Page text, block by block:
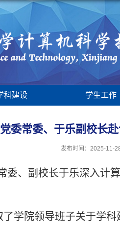
科建设 学生工作
委常委、于乐副校长
发布时间：2025-11-
委、副校长于乐深入计
学院领导班子关于学